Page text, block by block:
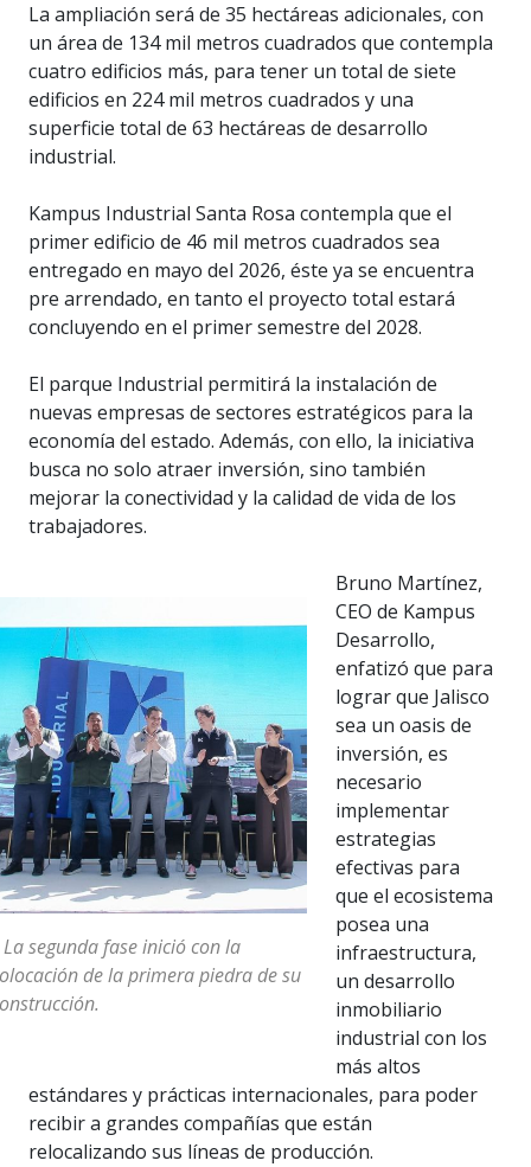
La ampliación será de 35 hectáreas adicionales, con
un área de 134 mil metros cuadrados que contempla
cuatro edificios más, para tener un total de siete
edificios en 224 mil metros cuadrados y una
superficie total de 63 hectáreas de desarrollo
industrial.
Kampus Industrial Santa Rosa contempla que el
primer edificio de 46 mil metros cuadrados sea
entregado en mayo del 2026, éste ya se encuentra
pre arrendado, en tanto el proyecto total estará
concluyendo en el primer semestre del 2028.
El parque Industrial permitirá la instalación de
nuevas empresas de sectores estratégicos para la
economía del estado. Además, con ello, la iniciativa
busca no solo atraer inversión, sino también
mejorar la conectividad y la calidad de vida de los
trabajadores.
La segunda fase inició con la
de la primera piedra de su
Bruno Martínez,
CEO de Kampus
Desarrollo,
enfatizó que para
lograr que Jalisco
sea un oasis de
inversión, es
necesario
implementar
estrategias
efectivas para
que el ecosistema
posea una
infraestructura,
un desarrollo
inmobiliario
industrial con los
más altos
estándares y prácticas internacionales, para poder
recibir a grandes compañías que están
relocalizando sus líneas de producción.